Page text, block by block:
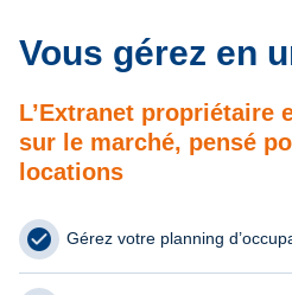
Vous gérez en
L’Extranet propriétaire
sur le marché, pensé
locations
Gérez votre planning